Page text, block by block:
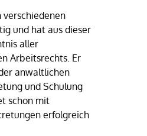
verschiedenen
und hat aus dieser
aller
Arbeitsrechts. Er
anwaltlichen
und Schulung
schon mit
erfolgreich